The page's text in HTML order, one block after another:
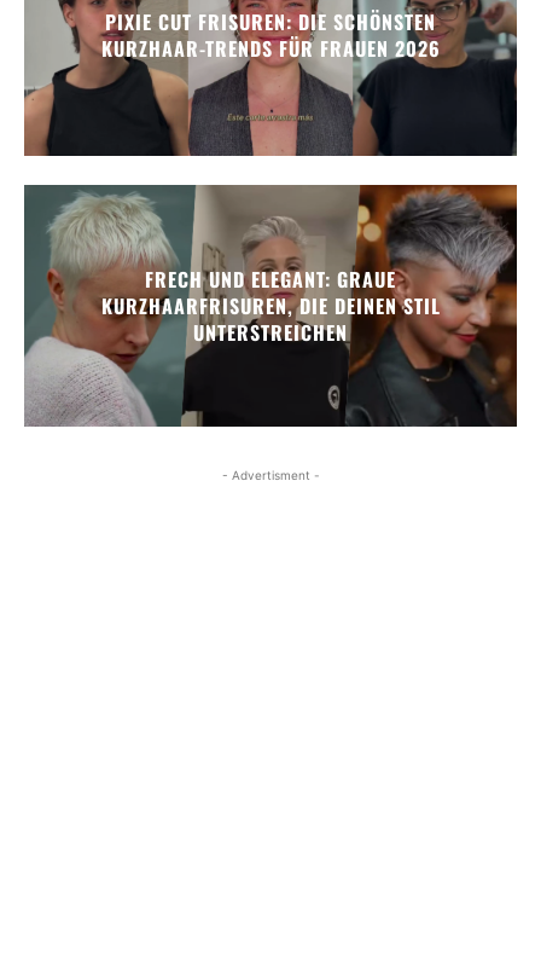
PIXIE CUT FRISUREN: DIE SCHÖNSTEN
KURZHAAR-TRENDS FÜR FRAUEN 2026
FRECH UND ELEGANT: GRAUE
KURZHAARFRISUREN, DIE DEINEN STIL
UNTERSTREICHEN
- Advertisment -